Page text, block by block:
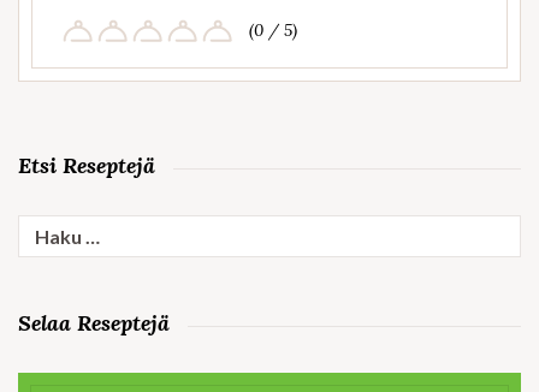
(0 / 5)
Etsi Reseptejä
Haku:
Selaa Reseptejä